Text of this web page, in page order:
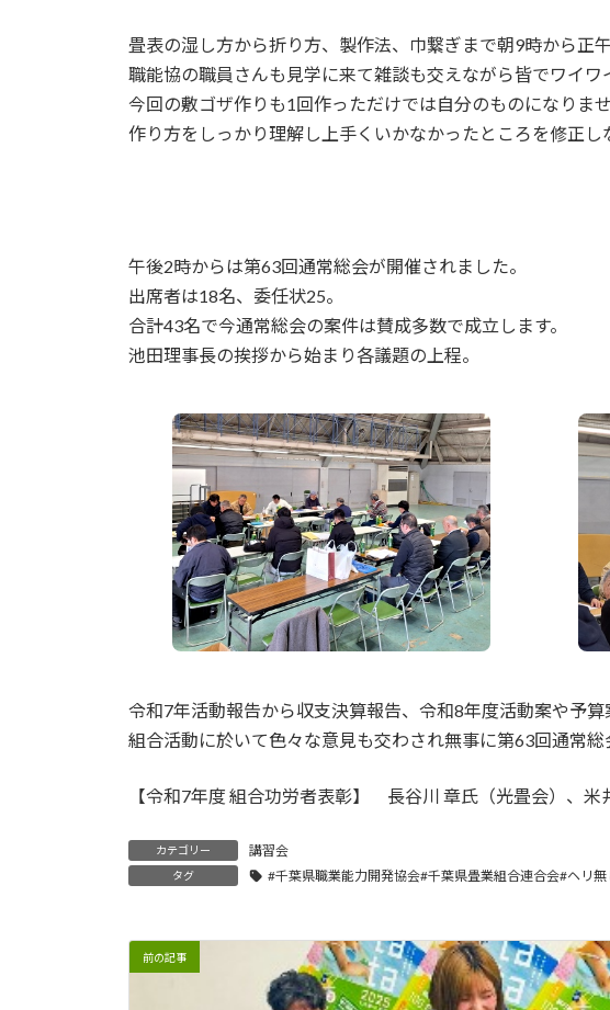
畳表の湿し方から折り方、製作法、巾繋ぎまで朝9時から正午
職能協の職員さんも見学に来て雑談も交えながら皆でワイ
今回の敷ゴザ作りも1回作っただけでは自分のものになりませ
作り方をしっかり理解し上手くいかなかったところを修正
午後2時からは第63回通常総会が開催されました。
出席者は18名、委任状25。
合計43名で今通常総会の案件は賛成多数で成立します。
池田理事長の挨拶から始まり各議題の上程。
令和7年活動報告から収支決算報告、令和8年度活動案や予算
組合活動に於いて色々な意見も交わされ無事に第63回通常総
【令和7年度 組合功労者表彰】 長谷川 章氏（光畳会）、米
カテゴリー 講習会
タグ #千葉県職業能力開発協会#千葉県畳業組合連合会#ヘリ
前の記事